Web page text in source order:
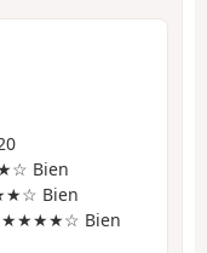
Bien
Bien
★★★★☆ Bien